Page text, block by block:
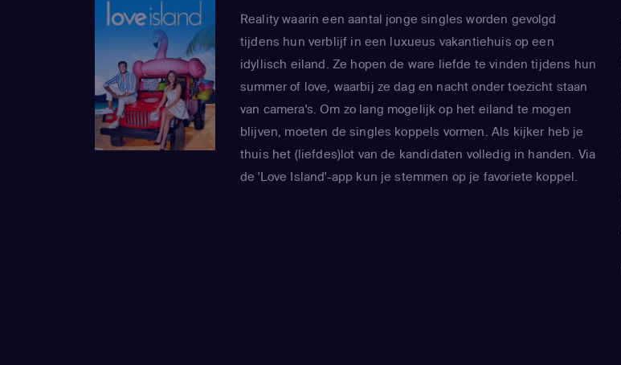
Reality waarin een aantal jonge singles worden gevolgd
tijdens hun verblijf in een luxueus vakantiehuis op een
idyllisch eiland. Ze hopen de ware liefde te vinden tijdens hun
summer of love, waarbij ze dag en nacht onder toezicht staan
van camera's. Om zo lang mogelijk op het eiland te mogen
blijven, moeten de singles koppels vormen. Als kijker heb je
thuis het (liefdes)lot van de kandidaten volledig in handen. Via
de 'Love Island'-app kun je stemmen op je favoriete koppel.